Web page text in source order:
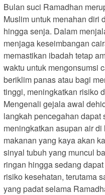
Bulan suci Ramadhan
Muslim untuk menahan diri
hingga senja. Dalam
menjaga keseimbangan
memastikan ibadah tetap
waktu untuk mengonsumsi
beriklim panas atau bagi
tinggi, meningkatkan risiko
Mengenali gejala awal
langkah pencegahan dapat
meningkatkan asupan air
makanan yang kaya akan
sinyal tubuh yang muncul
ringan hingga sedang
risiko kesehatan, terutama
yang padat selama